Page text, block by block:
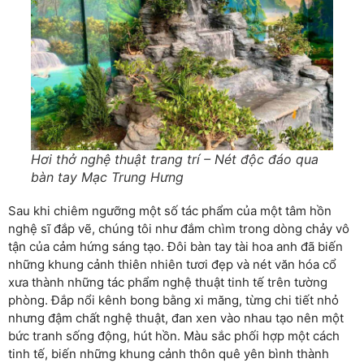
Hơi thở nghệ thuật trang trí – Nét độc đáo qua
bàn tay Mạc Trung Hưng
Sau khi chiêm ngưỡng một số tác phẩm của một tâm hồn
nghệ sĩ đắp vẽ, chúng tôi như đắm chìm trong dòng chảy vô
tận của cảm hứng sáng tạo. Đôi bàn tay tài hoa anh đã biến
những khung cảnh thiên nhiên tươi đẹp và nét văn hóa cổ
xưa thành những tác phẩm nghệ thuật tinh tế trên tường
phòng. Đắp nổi kênh bong bằng xi măng, từng chi tiết nhỏ
nhưng đậm chất nghệ thuật, đan xen vào nhau tạo nên một
bức tranh sống động, hút hồn. Màu sắc phối hợp một cách
tinh tế, biến những khung cảnh thôn quê yên bình thành